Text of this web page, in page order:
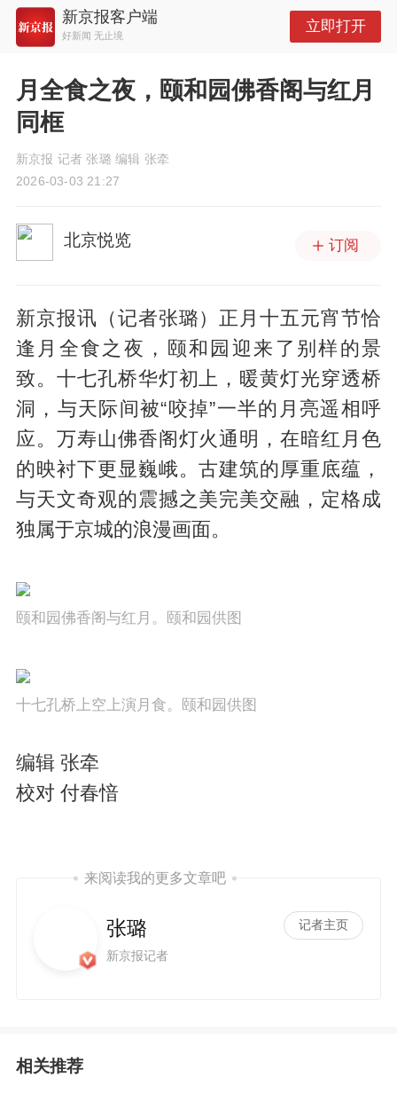
新京报客户端
好新闻 无止境
立即打开
月全食之夜，颐和园佛香阁与红月
同框
新京报 记者 张璐 编辑 张牵
2026-03-03 21:27
北京悦览 订阅
新京报讯（记者张璐）正月十五元宵节恰
逢月全食之夜，颐和园迎来了别样的景
致。十七孔桥华灯初上，暖黄灯光穿透桥
洞，与天际间被“咬掉”一半的月亮遥相呼
应。万寿山佛香阁灯火通明，在暗红月色
的映衬下更显巍峨。古建筑的厚重底蕴，
与天文奇观的震撼之美完美交融，定格成
独属于京城的浪漫画面。
颐和园佛香阁与红月。颐和园供图
十七孔桥上空上演月食。颐和园供图
编辑 张牵
校对 付春愔
来阅读我的更多文章吧
张璐
新京报记者
记者主页
相关推荐